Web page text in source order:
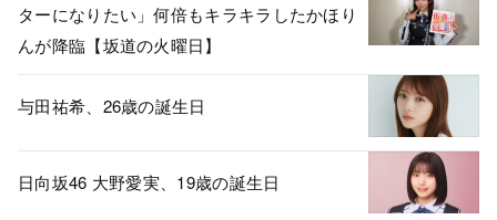
ターになりたい」何倍もキラキラしたかほり
んが降臨【坂道の火曜日】
与田祐希、26歳の誕生日
日向坂46 大野愛実、19歳の誕生日